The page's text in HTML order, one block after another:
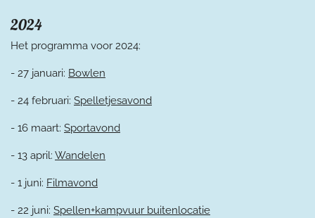
2024
Het programma voor 2024:
- 27 januari: Bowlen
- 24 februari: Spelletjesavond
- 16 maart: Sportavond
- 13 april: Wandelen
- 1 juni: Filmavond
- 22 juni: Spellen+kampvuur buitenlocatie